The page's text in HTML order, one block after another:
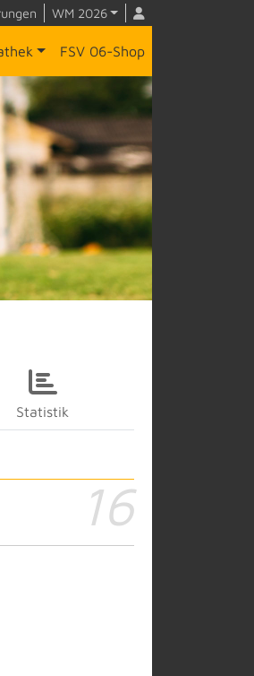
WM 2026
FSV 06-Shop
Statistik
16